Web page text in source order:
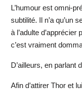
L’humour est omni-
subtilité. Il n’a qu’un
à l’adulte
c’est vraiment
D’ailleurs, en parlant
Afin d’attirer Thor et